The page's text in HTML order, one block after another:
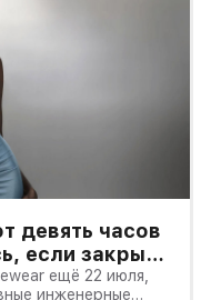
девять часов
если закрыть
ещё 22 июля,
инженерные